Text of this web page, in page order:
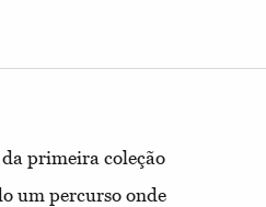
primeira coleção
um percurso onde